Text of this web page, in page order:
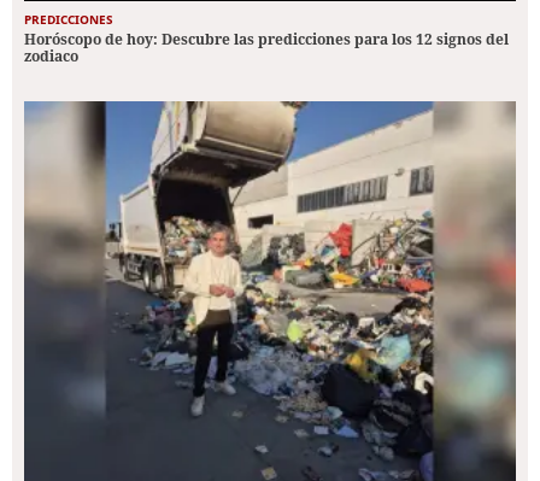
PREDICCIONES
Horóscopo de hoy: Descubre las predicciones para los 12 signos del
zodiaco